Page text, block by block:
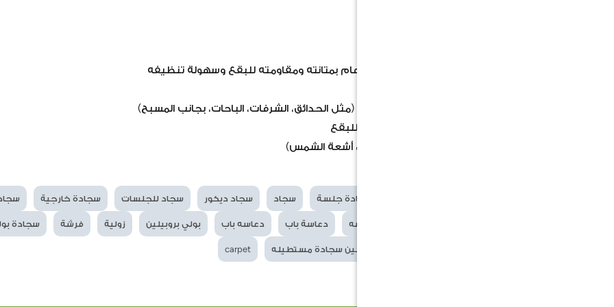
المتانة: البولي بروبيلين معروف بشكل عام بمتانته ومقاومته للبقع وسهولة تنظيفه
للأماكن الداخلية والخارجية (مثل الحدائق، الشرفات، الباحات، بجانب المسبح)
مقاوم للماء والرطوبة،مقاوم للبقع
سهل التنظيف مقاوم للبهتان (يتحمل أشعة الشمس)
سجادة جلسة سجاد سجاد ديكور سجاد للجلسات سجادة خارجية
دعاسة دعاسه دعاسة باب دعاسه باب بولي بروبيلين زولية فرشة سجادة
افضل سجادة من بولي بروبيلين سجادة مستطيله carpet